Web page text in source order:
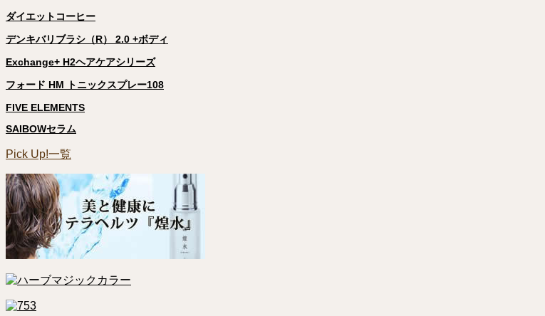
ダイエットコーヒー
デンキバリブラシ（R） 2.0 +ボディ
Exchange+ H2ヘアケアシリーズ
フォード HM トニックスプレー108
FIVE ELEMENTS
SAIBOWセラム
Pick Up!一覧